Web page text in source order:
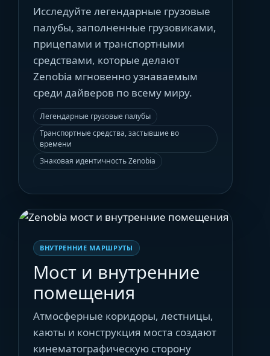
Исследуйте легендарные грузовые
палубы, заполненные грузовиками,
прицепами и транспортными
средствами, которые делают
Zenobia мгновенно узнаваемым
среди дайверов по всему миру.
Легендарные грузовые палубы
Транспортные средства, застывшие во
времени
Знаковая идентичность Zenobia
ВНУТРЕННИЕ МАРШРУТЫ
Мост и внутренние
помещения
Атмосферные коридоры, лестницы,
каюты и конструкция моста создают
кинематографическую сторону